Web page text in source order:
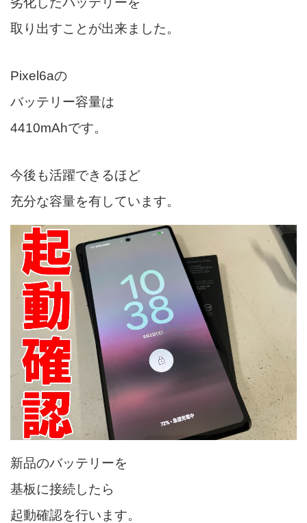
取り出すことが出来ました。
Pixel6aの
バッテリー容量は
4410mAhです。
今後も活躍できるほど
充分な容量を有しています。
新品のバッテリーを
基板に接続したら
起動確認を行います。